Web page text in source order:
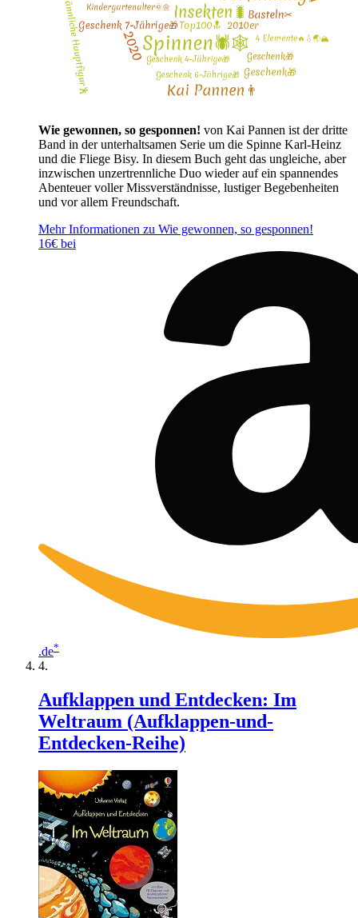
Wie gewonnen, so gesponnen! von Kai Pannen ist der dritte
Band in der unterhaltsamen Serie um die Spinne Karl-Heinz
und die Fliege Bisy. In diesem Buch geht das ungleiche, aber
inzwischen unzertrennliche Duo wieder auf ein spannendes
Abenteuer voller Missverständnisse, lustiger Begebenheiten
und vor allem Freundschaft.
Mehr Informationen zu Wie gewonnen, so gesponnen!
16€ bei
.de*
Aufklappen und Entdecken: Im
Weltraum (Aufklappen-und-
Entdecken-Reihe)